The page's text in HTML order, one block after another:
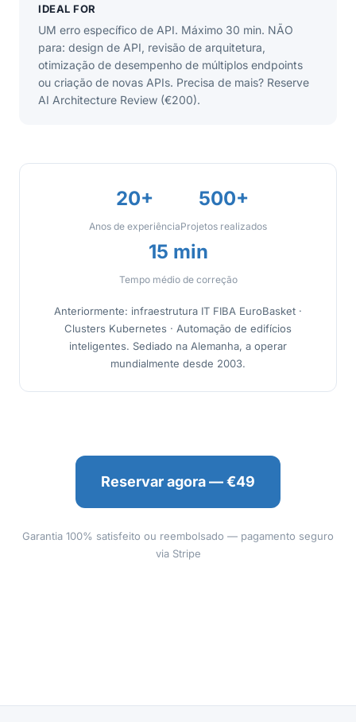
IDEAL FOR
UM erro específico de API. Máximo 30 min. NÃO
para: design de API, revisão de arquitetura,
otimização de desempenho de múltiplos endpoints
ou criação de novas APIs. Precisa de mais? Reserve
AI Architecture Review (€200).
20+
Anos de experiência
500+
Projetos realizados
15 min
Tempo médio de correção
Anteriormente: infraestrutura IT FIBA EuroBasket ·
Clusters Kubernetes · Automação de edifícios
inteligentes. Sediado na Alemanha, a operar
mundialmente desde 2003.
Reservar agora — €49
Garantia 100% satisfeito ou reembolsado — pagamento seguro
via Stripe